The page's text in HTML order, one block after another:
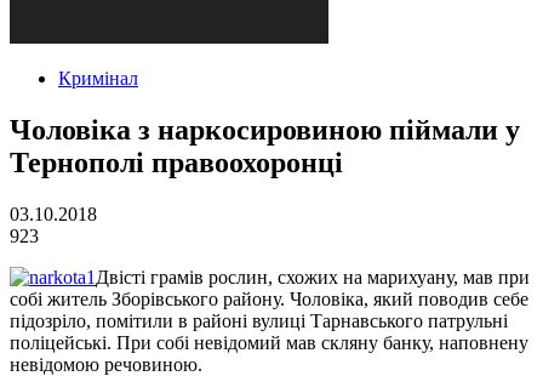
Кримінал
Чоловіка з наркосировиною піймали у
Тернополі правоохоронці
03.10.2018
923
Двісті грамів рослин, схожих на марихуану, мав при
собі житель Зборівського району. Чоловіка, який поводив себе
підозріло, помітили в районі вулиці Тарнавського патрульні
поліцейські. При собі невідомий мав скляну банку, наповнену
невідомою речовиною.